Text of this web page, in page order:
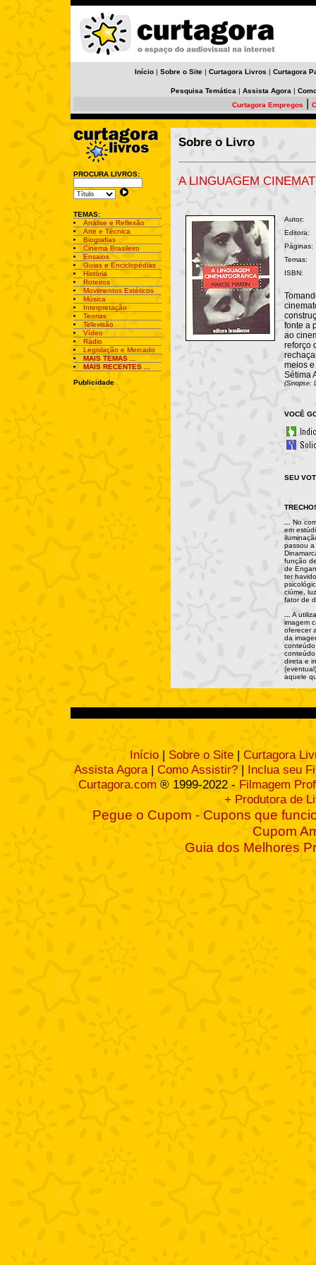
Início | Sobre o Site | Curtagora Livros | Curtagora
Pesquisa Temática | Assista Agora |
Curtagora Empregos
PROCURA LIVROS:
TEMAS:
Análise e Reflexão
Arte e Técnica
Biografias
Cinema Brasileiro
Ensaios
Guias e Enciclopédias
História
Roteiros
Movimentos Estéticos
Música
Interpretação
Teorias
Televisão
Vídeo
Rádio
Legislação e Mercado
MAIS TEMAS ...
MAIS RECENTES ...
Publicidade
Sobre o Livro
A LINGUAGEM
Autor:
Editora:
Páginas:
Temas:
ISBN:
fonte a
ao
reforço
meios
Sétima
(Sinopse:
VOCÊ
SEU
No
em
passou
função
de
ter
ciúme,
fator de
A
imagem
oferecer
da
direta e
aquele
Início | Sobre o Site | Curtagora
Assista Agora| Como Assistir? | Inclua seu
Curtagora.com ® 1999-2022 - Filmagem
+ Produtora de
Pegue o Cupom - Cupons que
Cupom
Guia dos Melhores